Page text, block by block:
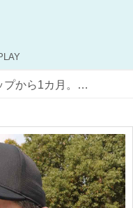
ライダーカップから1カ月。「今でも毎日SNSでやり取りしているよ」仲良すぎ！ 欧州プロの結束力が高い理由